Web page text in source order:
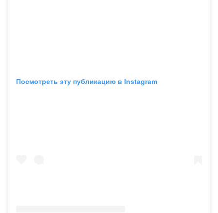
Посмотреть эту публикацию в Instagram